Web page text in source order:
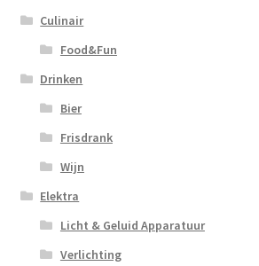
Culinair
Food&Fun
Drinken
Bier
Frisdrank
Wijn
Elektra
Licht & Geluid Apparatuur
Verlichting